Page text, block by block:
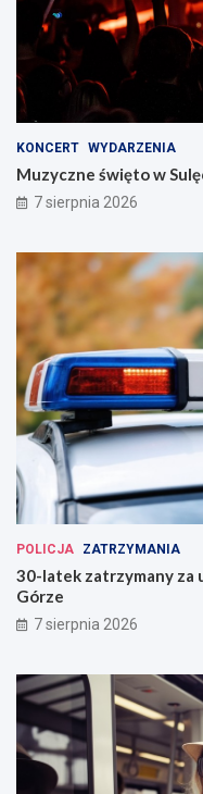
KONCERT WYDARZENIA
Muzyczne święto w
7 sierpnia 2026
POLICJA ZATRZYMANIA
30-latek zatrzymany za
Górze
7 sierpnia 2026